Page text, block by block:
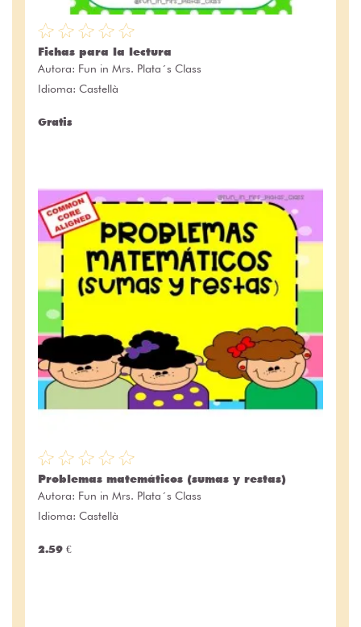
Fichas para la lectura
Autora: Fun in Mrs. Plata´s Class
Idioma: Castellà
Gratis
Problemas matemáticos (sumas y restas)
Autora: Fun in Mrs. Plata´s Class
Idioma: Castellà
2.59 €